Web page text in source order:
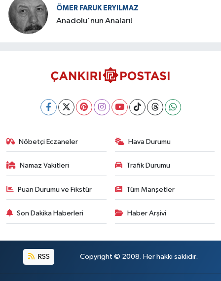
ÖMER FARUK ERYILMAZ
Anadolu'nun Anaları!
Nöbetçi Eczaneler Hava Durumu
Namaz Vakitleri Trafik Durumu
Puan Durumu ve Fikstür Tüm Manşetler
Son Dakika Haberleri Haber Arşivi
RSS Copyright © 2008. Her hakkı saklıdır.